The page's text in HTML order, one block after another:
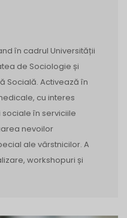
în cadrul Universității
de Sociologie și
Socială. Activează în
cu interes
în serviciile
nevoilor
ale vârstnicilor. A
workshopuri și